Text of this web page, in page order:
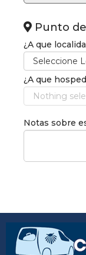
Punto
¿A que
Seleccione
¿A que
Nothing
Notas sobre